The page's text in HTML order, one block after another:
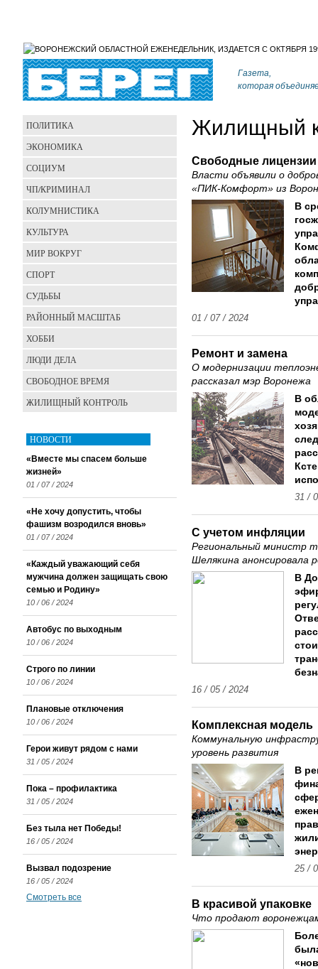
Газета,
которая
Жилищный
Свободные лицензии
Власти объявили о
«ПИК-Комфорт» из
В
01 / 07 / 2024
Ремонт и замена
О модернизации
рассказал мэр Воронежа
В
31 /
С учетом инфляции
Региональный министр
Шелякина анонсировала
В
16 / 05 / 2024
Комплексная модель
Коммунальную
уровень развития
В
25 /
В красивой упаковке
Что продают
ПОЛИТИКА
ЭКОНОМИКА
СОЦИУМ
ЧП/КРИМИНАЛ
КОЛУМНИСТИКА
КУЛЬТУРА
МИР ВОКРУГ
СПОРТ
СУДЬБЫ
РАЙОННЫЙ МАСШТАБ
ХОББИ
ЛЮДИ ДЕЛА
СВОБОДНОЕ ВРЕМЯ
ЖИЛИЩНЫЙ КОНТРОЛЬ
НОВОСТИ
«Вместе мы спасем больше
жизней»
01 / 07 / 2024
«Не хочу допустить, чтобы
фашизм возродился вновь»
01 / 07 / 2024
«Каждый уважающий себя
мужчина должен защищать свою
семью и Родину»
10 / 06 / 2024
Автобус по выходным
10 / 06 / 2024
Строго по линии
10 / 06 / 2024
Плановые отключения
10 / 06 / 2024
Герои живут рядом с нами
31 / 05 / 2024
Пока – профилактика
31 / 05 / 2024
Без тыла нет Победы!
16 / 05 / 2024
Вызвал подозрение
16 / 05 / 2024
Смотреть все